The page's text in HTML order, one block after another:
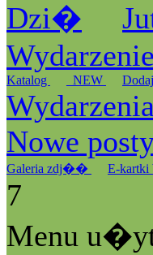
Dzi�
Wydarzenie
Katalog _NEW
Wydarzenia
Nowe
Galeria zdj�� E-kartki
7
Menu